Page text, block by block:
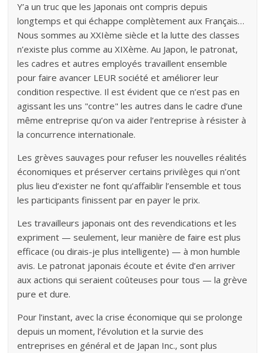
Y’a un truc que les Japonais ont compris depuis
longtemps et qui échappe complètement aux Français…
Nous sommes au XXIème siècle et la lutte des classes
n’existe plus comme au XIXème. Au Japon, le patronat,
les cadres et autres employés travaillent ensemble
pour faire avancer LEUR société et améliorer leur
condition respective. Il est évident que ce n’est pas en
agissant les uns "contre" les autres dans le cadre d’une
même entreprise qu’on va aider l’entreprise à résister à
la concurrence internationale.
Les grèves sauvages pour refuser les nouvelles réalités
économiques et préserver certains privilèges qui n’ont
plus lieu d’exister ne font qu’affaiblir l’ensemble et tous
les participants finissent par en payer le prix.
Les travailleurs japonais ont des revendications et les
expriment — seulement, leur manière de faire est plus
efficace (ou dirais-je plus intelligente) — à mon humble
avis. Le patronat japonais écoute et évite d’en arriver
aux actions qui seraient coûteuses pour tous — la grève
pure et dure.
Pour l’instant, avec la crise économique qui se prolonge
depuis un moment, l’évolution et la survie des
entreprises en général et de Japan Inc., sont plus